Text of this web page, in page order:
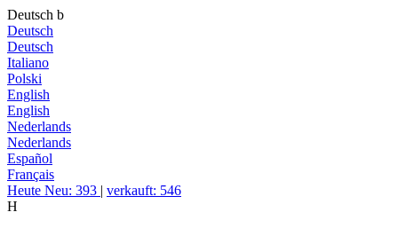
Deutsch b
Deutsch
Deutsch
Italiano
Polski
English
English
Nederlands
Nederlands
Español
Français
Heute Neu: 393 | verkauft: 546
H